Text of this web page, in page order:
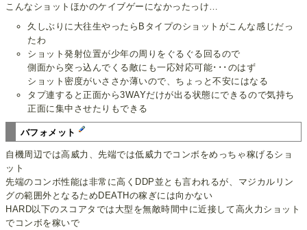
こんなショットほかのケイブゲーになかったっけ…
久しぶりに大往生やったらBタイプのショットがこんな感じだっ
たわ
ショット発射位置が少年の周りをぐるぐる回るので
側面から突っ込んでくる敵にも一応対応可能･･･のはず
ショット密度がいささか薄いので、ちょっと不安にはなる
タプ連すると正面から3WAYだけが出る状態にできるので気持ち
正面に集中させたりもできる
バフォメット
自機周辺では高威力、先端では低威力でコンボをめっちゃ稼げるショ
ット
先端のコンボ性能は非常に高くDDP並とも言われるが、マジカルリン
グの範囲外となるためDEATHの稼ぎには向かない
HARD以下のスコアタでは大型を無敵時間中に近接して高火力ショット
でコンボを稼いで